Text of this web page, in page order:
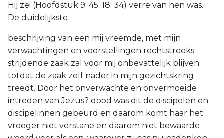
Hij zei (Hoofdstuk 9: 45. 18: 34) verre van hen was.
De duidelijkste
beschrijving van een mij vreemde, met mijn
verwachtingen en voorstellingen rechtstreeks
strijdende zaak zal voor mij onbevattelijk blijven
totdat de zaak zelf nader in mijn gezichtskring
treedt. Door het onverwachte en onvermoeide
intreden van Jezus? dood was dit de discipelen en
discipelinnen gebeurd en daarom komt haar het
vroeger niet verstane en daarom niet bewaarde